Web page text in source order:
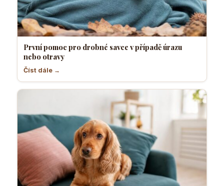
První pomoc pro drobné savce v případě úrazu
nebo otravy
Číst dále →